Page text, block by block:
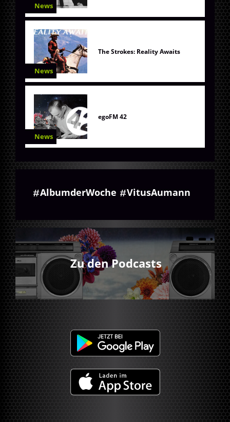
News
News
The Strokes: Reality Awaits
News
egoFM 42
AlbumderWoche VitusAumann
Zu den Podcasts